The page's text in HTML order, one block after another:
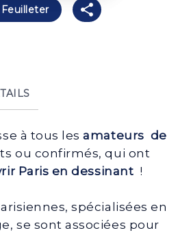
Feuilleter
à tous lesamateurs de
ou confirmés, qui ont
Paris en dessinant !
spécialisées en
se sont associées pour